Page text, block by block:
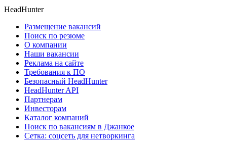
HeadHunter
Размещение вакансий
Поиск по резюме
О компании
Наши вакансии
Реклама на сайте
Требования к ПО
Безопасный HeadHunter
HeadHunter API
Партнерам
Инвесторам
Каталог компаний
Поиск по вакансиям в Джанкое
Сетка: соцсеть для нетворкинга